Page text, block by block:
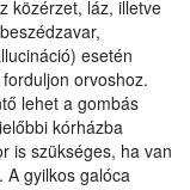
közérzet, láz, illetve
esetén
orvoshoz.
lehet a gombás
kórházba
is szükséges, ha van
A gyilkos galóca